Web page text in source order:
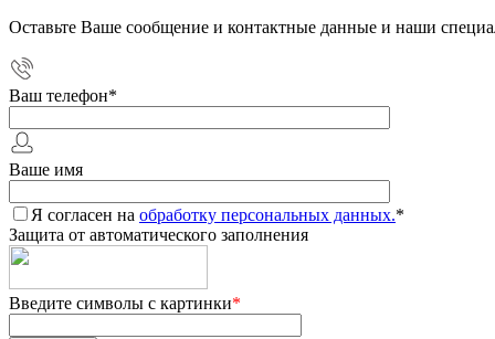
Оставьте Ваше сообщение и контактные данные и наши
Ваш телефон*
Ваше имя
Я согласен на обработку персональных данных.*
Защита от автоматического заполнения
Введите символы с картинки*